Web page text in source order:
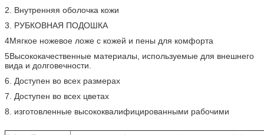
2. Внутренняя оболочка кожи
3. РУБКОВНАЯ ПОДОШКА
4Мягкое ножевое ложе с кожей и пены для комфорта
5Высококачественные материалы, используемые для внешнего
вида и долговечности.
6. Доступен во всех размерах
7. Доступен во всех цветах
8. изготовленные высококвалифицированными рабочими